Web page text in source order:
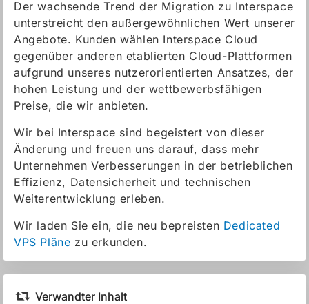
Der wachsende Trend der Migration zu Interspace
unterstreicht den außergewöhnlichen Wert unserer
Angebote. Kunden wählen Interspace Cloud
gegenüber anderen etablierten Cloud-Plattformen
aufgrund unseres nutzerorientierten Ansatzes, der
hohen Leistung und der wettbewerbsfähigen
Preise, die wir anbieten.
Wir bei Interspace sind begeistert von dieser
Änderung und freuen uns darauf, dass mehr
Unternehmen Verbesserungen in der betrieblichen
Effizienz, Datensicherheit und technischen
Weiterentwicklung erleben.
Wir laden Sie ein, die neu bepreisten Dedicated
VPS Pläne zu erkunden.
Verwandter Inhalt